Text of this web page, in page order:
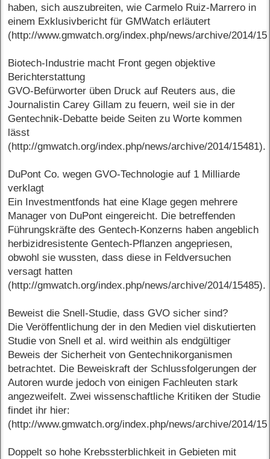
haben, sich auszubreiten, wie Carmelo Ruiz-Marrero in
einem Exklusivbericht für GMWatch erläutert
(http://www.gmwatch.org/index.php/news/archive/2014/
Biotech-Industrie macht Front gegen objektive
Berichterstattung
GVO-Befürworter üben Druck auf Reuters aus, die
Journalistin Carey Gillam zu feuern, weil sie in der
Gentechnik-Debatte beide Seiten zu Worte kommen
lässt
(http://gmwatch.org/index.php/news/archive/2014/15481).
DuPont Co. wegen GVO-Technologie auf 1 Milliarde
verklagt
Ein Investmentfonds hat eine Klage gegen mehrere
Manager von DuPont eingereicht. Die betreffenden
Führungskräfte des Gentech-Konzerns haben angeblich
herbizidresistente Gentech-Pflanzen angepriesen,
obwohl sie wussten, dass diese in Feldversuchen
versagt hatten
(http://gmwatch.org/index.php/news/archive/2014/15485).
Beweist die Snell-Studie, dass GVO sicher sind?
Die Veröffentlichung der in den Medien viel diskutierten
Studie von Snell et al. wird weithin als endgültiger
Beweis der Sicherheit von Gentechnikorganismen
betrachtet. Die Beweiskraft der Schlussfolgerungen der
Autoren wurde jedoch von einigen Fachleuten stark
angezweifelt. Zwei wissenschaftliche Kritiken der Studie
findet ihr hier:
(http://www.gmwatch.org/index.php/news/archive/2014/
Doppelt so hohe Krebssterblichkeit in Gebieten mit